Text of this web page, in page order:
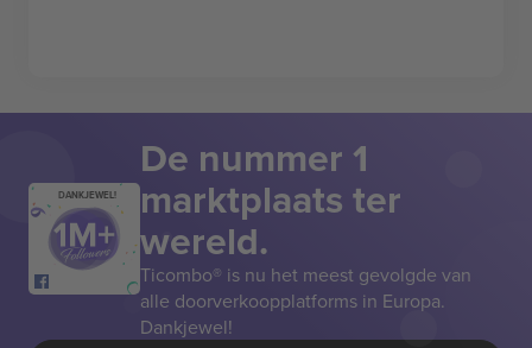
DANKJEWEL!
De nummer 1
marktplaats ter
wereld.
Ticombo® is nu het meest gevolgde van
alle doorverkoopplatforms in Europa.
Dankjewel!